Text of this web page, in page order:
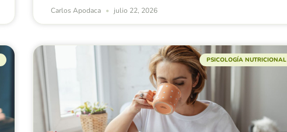
Carlos Apodaca julio 22, 2026
PSICOLOGÍA NUTRICIONAL